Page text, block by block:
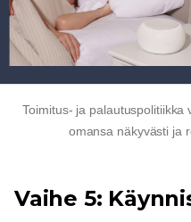
Toimitus- ja palautuspolitiikka
omansa näkyvästi ja
Vaihe 5: